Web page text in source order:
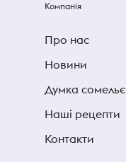
Компанія
Про нас
Новини
Думка сомельє
Наші рецепти
Контакти